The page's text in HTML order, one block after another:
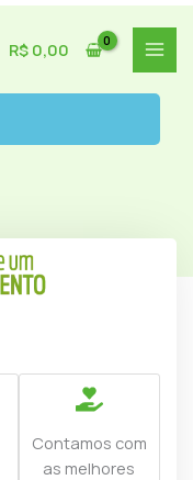
R$0,00
Contamos com
as melhores